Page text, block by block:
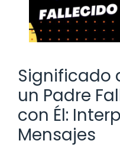
Significado
un Padre
con Él:
Mensajes